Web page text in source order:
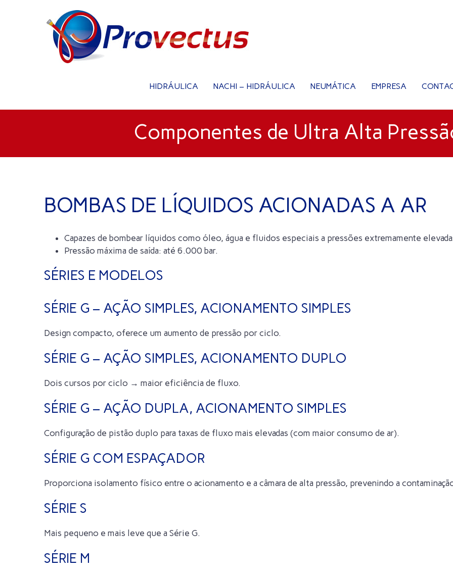
HIDRÁULICA NACHI – HIDRÁULICA NEUMÁTICA EMPRESA
Componentes de Ultra Alta
BOMBAS DE LÍQUIDOS ACIONADAS A AR
Capazes de bombear líquidos como óleo, água e fluidos especiais a pressões extremamente
Pressão máxima de saída: até 6.000 bar.
SÉRIES E MODELOS
SÉRIE G – AÇÃO SIMPLES, ACIONAMENTO SIMPLES
Design compacto, oferece um aumento de pressão por ciclo.
SÉRIE G – AÇÃO SIMPLES, ACIONAMENTO DUPLO
Dois cursos por ciclo → maior eficiência de fluxo.
SÉRIE G – AÇÃO DUPLA, ACIONAMENTO SIMPLES
Configuração de pistão duplo para taxas de fluxo mais elevadas (com maior consumo de ar).
SÉRIE G COM ESPAÇADOR
Proporciona isolamento físico entre o acionamento e a câmara de alta pressão, prevenindo a
SÉRIE S
Mais pequeno e mais leve que a Série G.
SÉRIE M